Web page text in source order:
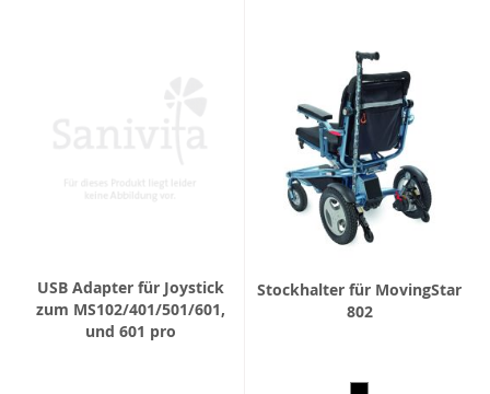
USB Adapter für Joystick
zum MS102/401/501/601,
und 601 pro
Stockhalter für MovingStar
802